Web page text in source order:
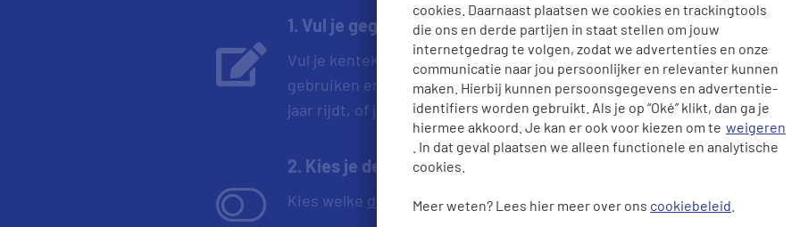
cookies. Daarnaast plaatsen we cookies en trackingtools
die ons en derde partijen in staat stellen om jouw
internetgedrag te volgen, zodat we advertenties en onze
communicatie naar jou persoonlijker en relevanter kunnen
maken. Hierbij kunnen persoonsgegevens en advertentie-
identifiers worden gebruikt. Als je op “Oké” klikt, dan ga je
hiermee akkoord. Je kan er ook voor kiezen om te weigeren
. In dat geval plaatsen we alleen functionele en analytische
cookies.
Meer weten? Lees hier meer over ons cookiebeleid
1. Vul je gegevens in
Vul je kenteken, postcode en geboortedatum in. Geef aan dat je de auto
gebruiken en om wat voor soort gebruik het gaat. Vul ook in hoeveel
jaar rijdt, of je de btw gaat verrekenen en wie de hoofdbestuurder is.
2. Kies je dekking
Kies welke dekkingje wilt: WA, WA+ beperkt casco of allrisk.